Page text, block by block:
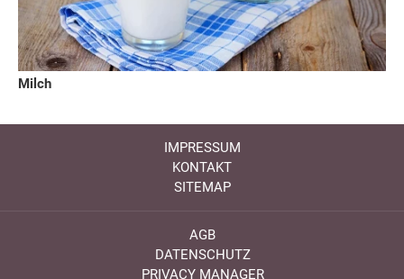
Milch
IMPRESSUM
KONTAKT
SITEMAP
AGB
DATENSCHUTZ
PRIVACY MANAGER